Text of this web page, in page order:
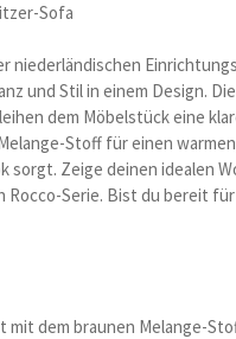
Sofa
niederländischen
und Stil in einem Design.
dem Möbelstück eine
Stoff für einen
sorgt. Zeige deinen idealen
Rocco-Serie. Bist du bereit für
mit dem braunen Melange-